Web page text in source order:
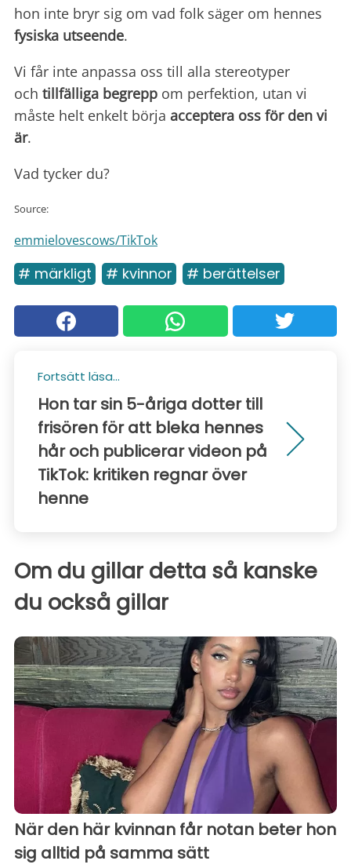
hon inte bryr sig om vad folk säger om hennes
fysiska utseende.
Vi får inte anpassa oss till alla stereotyper
och tillfälliga begrepp om perfektion, utan vi
måste helt enkelt börja acceptera oss för den vi
är.
Vad tycker du?
Source:
emmielovescows/TikTok
# märkligt # kvinnor # berättelser
Fortsätt läsa...
Hon tar sin 5-åriga dotter till
frisören för att bleka hennes
hår och publicerar videon på
TikTok: kritiken regnar över
henne
Om du gillar detta så kanske
du också gillar
När den här kvinnan får notan beter hon
sig alltid på samma sätt